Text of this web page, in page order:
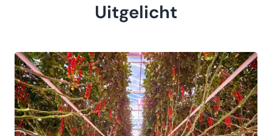
Uitgelicht